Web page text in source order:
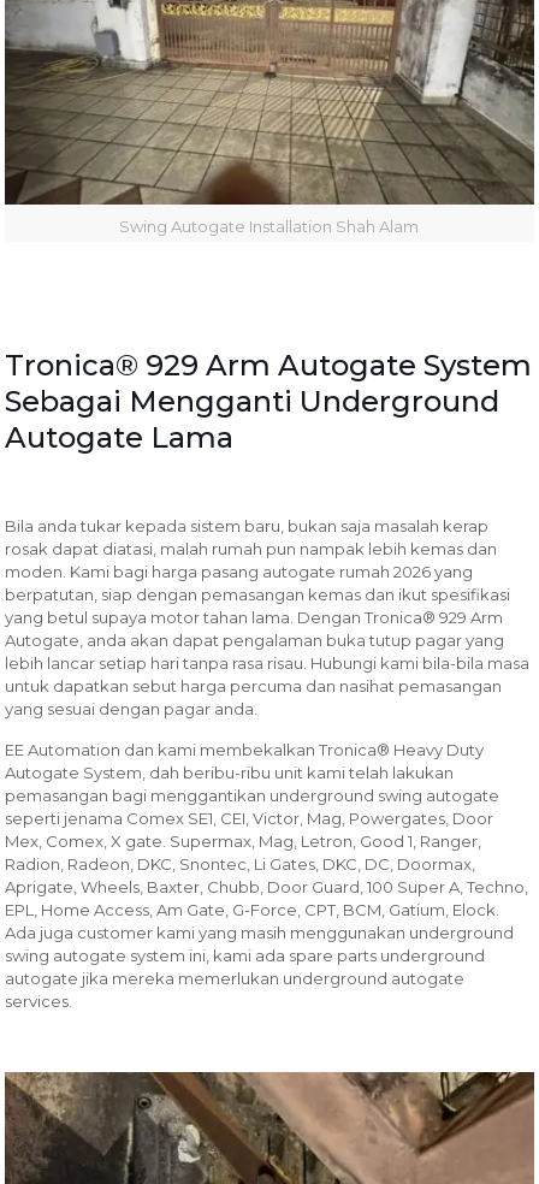
Swing Autogate Installation Shah Alam
Tronica® 929 Arm Autogate System
Sebagai Mengganti Underground
Autogate Lama
Bila anda tukar kepada sistem baru, bukan saja masalah kerap
rosak dapat diatasi, malah rumah pun nampak lebih kemas dan
moden. Kami bagi harga pasang autogate rumah 2026 yang
berpatutan, siap dengan pemasangan kemas dan ikut spesifikasi
yang betul supaya motor tahan lama. Dengan Tronica® 929 Arm
Autogate, anda akan dapat pengalaman buka tutup pagar yang
lebih lancar setiap hari tanpa rasa risau. Hubungi kami bila-bila masa
untuk dapatkan sebut harga percuma dan nasihat pemasangan
yang sesuai dengan pagar anda.
EE Automation dan kami membekalkan Tronica® Heavy Duty
Autogate System, dah beribu-ribu unit kami telah lakukan
pemasangan bagi menggantikan underground swing autogate
seperti jenama Comex SE1, CEI, Victor, Mag, Powergates, Door
Mex, Comex, X gate. Supermax, Mag, Letron, Good 1, Ranger,
Radion, Radeon, DKC, Snontec, Li Gates, DKC, DC, Doormax,
Aprigate, Wheels, Baxter, Chubb, Door Guard, 100 Super A, Techno,
EPL, Home Access, Am Gate, G-Force, CPT, BCM, Gatium, Elock.
Ada juga customer kami yang masih menggunakan underground
swing autogate system ini, kami ada spare parts underground
autogate jika mereka memerlukan underground autogate
services.